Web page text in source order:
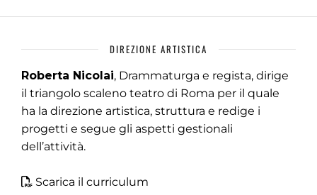
DIREZIONE ARTISTICA
Roberta Nicolai, Drammaturga e regista, dirige
il triangolo scaleno teatro di Roma per il quale
ha la direzione artistica, struttura e redige i
progetti e segue gli aspetti gestionali
dell’attività.
Scarica il curriculum